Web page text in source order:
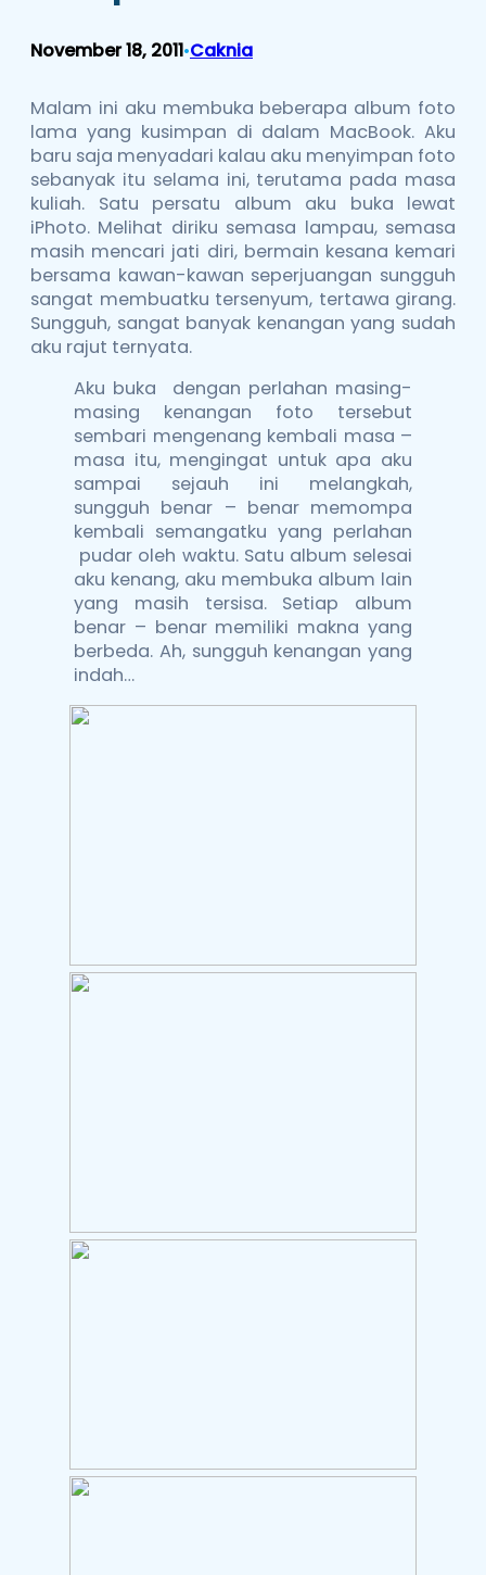
November 18, 2011•Caknia
Malam ini aku membuka beberapa album foto
lama yang kusimpan di dalam MacBook. Aku
baru saja menyadari kalau aku menyimpan foto
sebanyak itu selama ini, terutama pada masa
kuliah. Satu persatu album aku buka lewat
iPhoto. Melihat diriku semasa lampau, semasa
masih mencari jati diri, bermain kesana kemari
bersama kawan-kawan seperjuangan sungguh
sangat membuatku tersenyum, tertawa girang.
Sungguh, sangat banyak kenangan yang sudah
aku rajut ternyata.
Aku buka dengan perlahan masing-
masing kenangan foto tersebut
sembari mengenang kembali masa –
masa itu, mengingat untuk apa aku
sampai sejauh ini melangkah,
sungguh benar – benar memompa
kembali semangatku yang perlahan
pudar oleh waktu. Satu album selesai
aku kenang, aku membuka album lain
yang masih tersisa. Setiap album
benar – benar memiliki makna yang
berbeda. Ah, sungguh kenangan yang
indah…